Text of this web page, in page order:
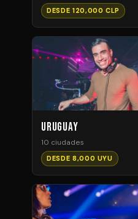
DESDE 120,000 CLP
Uruguay
10 ciudades
DESDE 8,000 UYU